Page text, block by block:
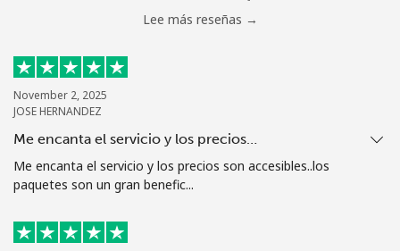
Mantente en contacto para recibir nuestras mejores
Al abrir una cuenta en este sitio web, estoy de acuerdo con
estosTérminos y condiciones.
Lee más reseñas →
November 2, 2025
JOSE HERNANDEZ
Me encanta el servicio y los precios…
Me encanta el servicio y los precios son accesibles..los
paquetes son un gran benefic...